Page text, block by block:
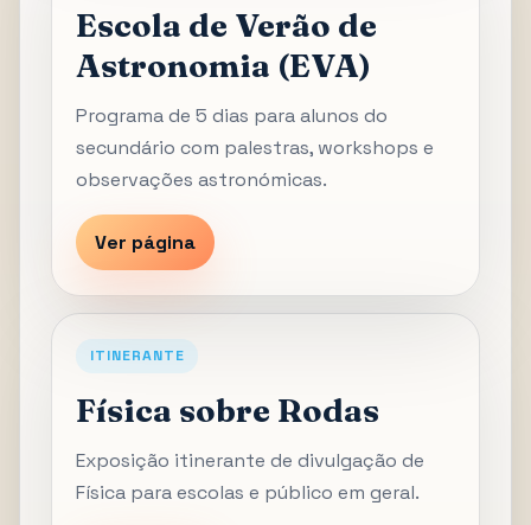
Escola de Verão de
Astronomia (EVA)
Programa de 5 dias para alunos do
secundário com palestras, workshops e
observações astronómicas.
Ver página
ITINERANTE
Física sobre Rodas
Exposição itinerante de divulgação de
Física para escolas e público em geral.